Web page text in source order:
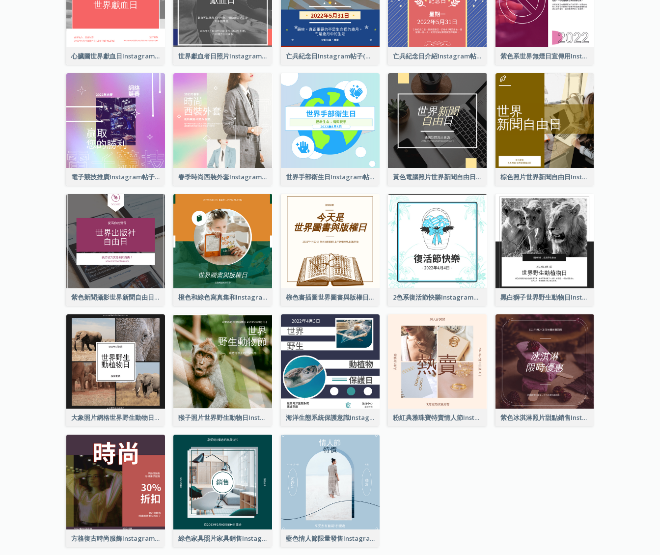
心臟圖世界獻血日Instagram帖子 世界獻血者日照片Instagram帖子 亡兵紀念日Instagram帖子(附名言引用) 亡兵紀念日介紹Instagram帖子 紫色系世界無煙日宣傳用Instagram帖子
電子競技推廣Instagram帖子 春季時尚西裝外套Instagram帖子 世界手部衛生日Instagram帖子 黃色電腦照片世界新聞自由日Instagram帖子 棕色照片世界新聞自由日Instagram帖子
紫色新聞攝影世界新聞自由日Instagram帖子 橙色和綠色寫真集和Instagram版權日 棕色書插圖世界圖書與版權日Instagram帖子 2色系復活節快樂Instagram帖子 黑白獅子世界野生動物日Instagram帖子
大象照片網格世界野生動物日Instagram帖子 猴子照片世界野生動物日Instagram帖子 海洋生態系統保護意識Instagram帖子 粉紅典雅珠寶特賣情人節Instagram帖子 紫色冰淇淋照片甜點銷售Instagram帖子
方格復古時尚服飾Instagram帖子 綠色家具照片家具銷售Instagram帖子 藍色情人節限量發售Instagram帖子